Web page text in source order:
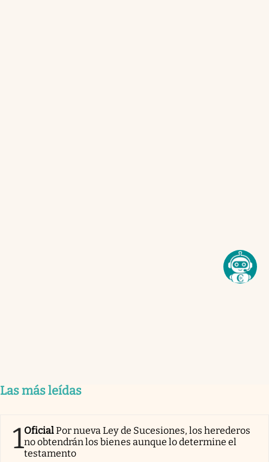
Las más leídas
1OficialPor nueva Ley de Sucesiones, los herederos
no obtendrán los bienes aunque lo determine el
testamento